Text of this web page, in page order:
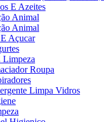
E Azeites
Animal
Animal
Açucar
Limpeza
Roupa
Limpa Vidros